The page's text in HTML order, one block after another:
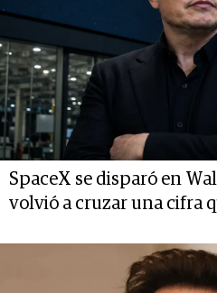
SpaceX se disparó en
volvió a cruzar una cifra